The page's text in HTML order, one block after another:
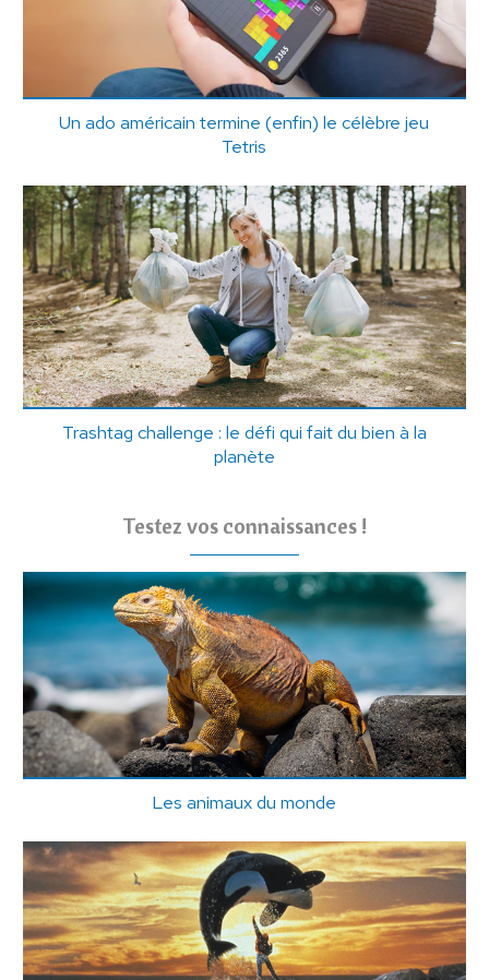
Un ado américain termine (enfin) le célèbre jeu
Tetris
Trashtag challenge : le défi qui fait du bien à la
planète
Testez vos connaissances !
Les animaux du monde